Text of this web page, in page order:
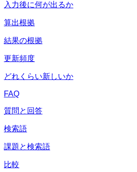
入力後に何が出るか
算出根拠
結果の根拠
更新頻度
どれくらい新しいか
FAQ
質問と回答
検索語
課題と検索語
比較